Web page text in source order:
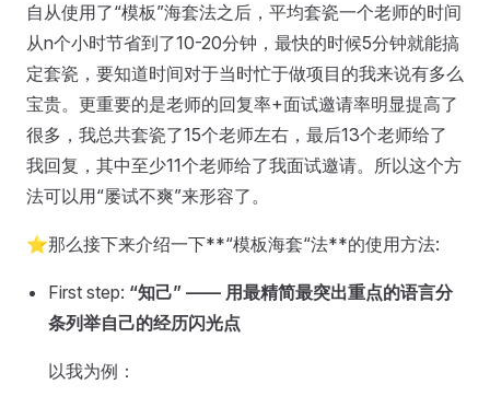
自从使用了“模板”海套法之后，平均套瓷一个老师的时间
从n个小时节省到了10-20分钟，最快的时候5分钟就能搞
定套瓷，要知道时间对于当时忙于做项目的我来说有多么
宝贵。更重要的是老师的回复率+面试邀请率明显提高了
很多，我总共套瓷了15个老师左右，最后13个老师给了
我回复，其中至少11个老师给了我面试邀请。所以这个方
法可以用“屡试不爽”来形容了。
⭐那么接下来介绍一下**“模板海套“法**的使用方法:
First step: “知己” —— 用最精简最突出重点的语言分
条列举自己的经历闪光点
以我为例：